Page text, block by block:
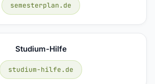
semesterplan.de
Studium-Hilfe
studium-hilfe.de